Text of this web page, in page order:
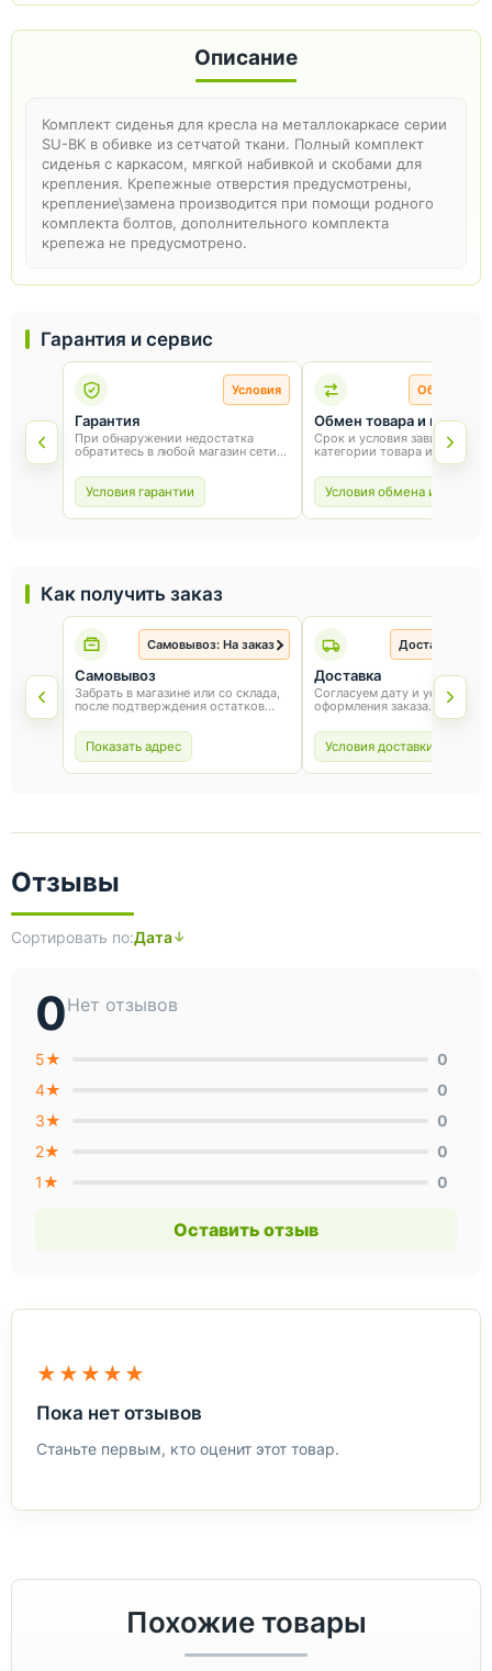
Гарантия и сервис
Условия
Гарантия
При обнаружении недостатка
обратитесь в любой магазин сети
от товара и соблюдения правил
эксплуатации.
Условия гарантии
Обмен и
Обмен товара и возврат
Срок и условия зависят от
категории товара и способа
покупки. Для обмена или
сохраните товарный вид,
и чек.
Условия обмена и
Описание
Комплект сиденья для кресла на металлокаркасе серии
SU-BK в обивке из сетчатой ткани. Полный комплект
сиденья с каркасом, мягкой набивкой и скобами для
крепления. Крепежные отверстия предусмотрены,
крепление\замена производится при помощи родного
комплекта болтов, дополнительного комплекта
крепежа не предусмотрено.
Как получить заказ
Самовывоз: На заказ
Самовывоз
Забрать в магазине или со склада,
после подтверждения остатков
Показать адрес
Доставка: На
Доставка
Согласуем дату и условия
оформления заказа.
Условия доставки
Отзывы
Сортировать по:Дата
0Нет отзывов
5★
0
4★
0
3★
0
2★
0
1★
0
Оставить отзыв
★★★★★
Пока нет отзывов
Станьте первым, кто оценит этот товар.
Похожие товары